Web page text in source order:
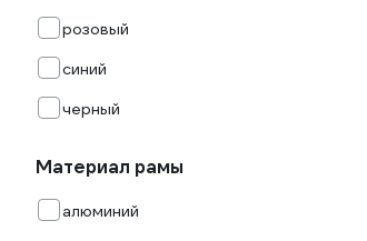
розовый
синий
черный
Материал рамы
алюминий